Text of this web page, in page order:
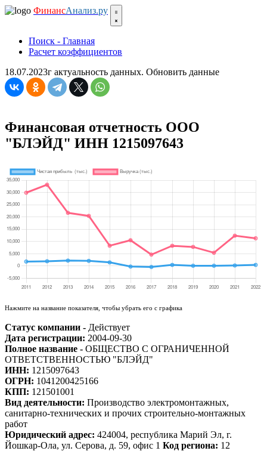
ФинансАнализ.ру
Поиск - Главная
Расчет коэффициентов
18.07.2023г актуальность данных. Обновить данные
Финансовая отчетность ООО
"БЛЭЙД" ИНН 1215097643
Нажмите на название показателя, чтобы убрать его с графика
Статус компании - Действует
Дата регистрации: 2004-09-30
Полное название - ОБЩЕСТВО С ОГРАНИЧЕННОЙ
ОТВЕТСТВЕННОСТЬЮ "БЛЭЙД"
ИНН: 1215097643
ОГРН: 1041200425166
КПП: 121501001
Вид деятельности: Производство электромонтажных,
санитарно-технических и прочих строительно-монтажных
работ
Юридический адрес: 424004, республика Марий Эл, г.
Йошкар-Ола, ул. Серова, д. 59, офис 1 Код региона: 12